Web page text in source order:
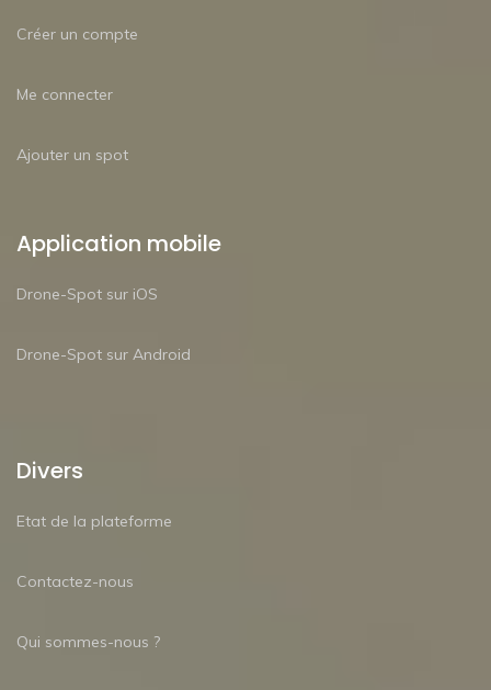
Créer un compte
Me connecter
Ajouter un spot
Application mobile
Drone-Spot sur iOS
Drone-Spot sur Android
Divers
Etat de la plateforme
Contactez-nous
Qui sommes-nous ?